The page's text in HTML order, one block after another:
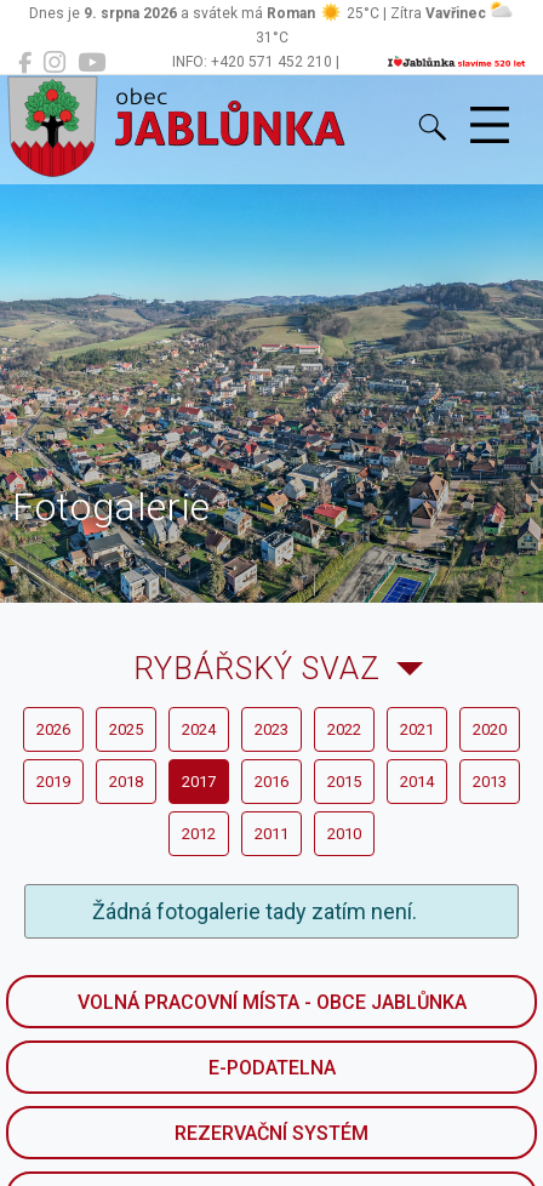
INFO: +420 571 452 210 |
Dnes je 9. srpna 2026 a svátek má Roman 25°C | Zítra Vavřinec
31°C
Jablůnka
Fotogalerie
VOLNÁ PRACOVNÍ MÍSTA - OBCE JABLŮNKA
E-PODATELNA
REZERVAČNÍ SYSTÉM
RYBÁŘSKÝ SVAZ
2026 2025 2024 2023 2022 2021 2020
2019 2018 2017 2016 2015 2014 2013
2012 2011 2010
Žádná fotogalerie tady zatím není.